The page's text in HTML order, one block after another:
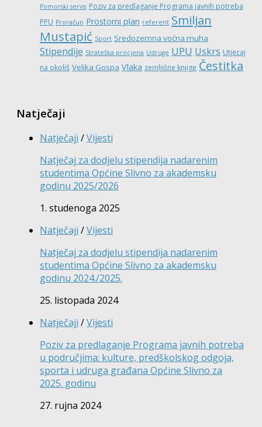
Pomorski servis Poziv za predlaganje Programa javnih potreba
PPU Proračun Prostorni plan referent Smiljan
Mustapić Sport Sredozemna voćna muha
Stipendije Strateška procjena Udruge UPU Uskrs Utjecaj
na okoliš Velika Gospa Vlaka zemljišne knjige Čestitka
Natječaji
Natječaji /Vijesti
Natječaj za dodjelu stipendija nadarenim
studentima Općine Slivno za akademsku
godinu 2025/2026
1. studenoga 2025
Natječaji /Vijesti
Natječaj za dodjelu stipendija nadarenim
studentima Općine Slivno za akademsku
godinu 2024./2025.
25. listopada 2024
Natječaji /Vijesti
Poziv za predlaganje Programa javnih potreba
u područjima: kulture, predškolskog odgoja,
sporta i udruga građana Općine Slivno za
2025. godinu
27. rujna 2024